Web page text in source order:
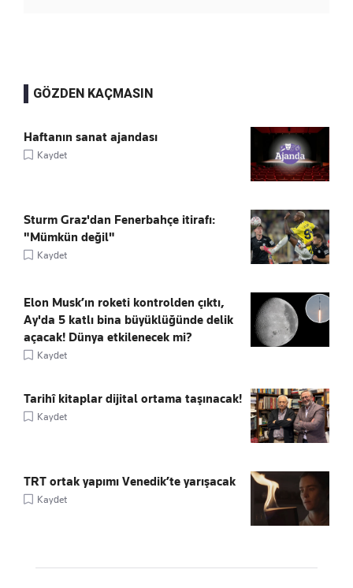
GÖZDEN KAÇMASIN
Haftanın sanat ajandası
Kaydet
Sturm Graz'dan Fenerbahçe itirafı:
"Mümkün değil"
Kaydet
Elon Musk’ın roketi kontrolden çıktı,
Ay'da 5 katlı bina büyüklüğünde delik
açacak! Dünya etkilenecek mi?
Kaydet
Tarihî kitaplar dijital ortama taşınacak!
Kaydet
TRT ortak yapımı Venedik’te yarışacak
Kaydet